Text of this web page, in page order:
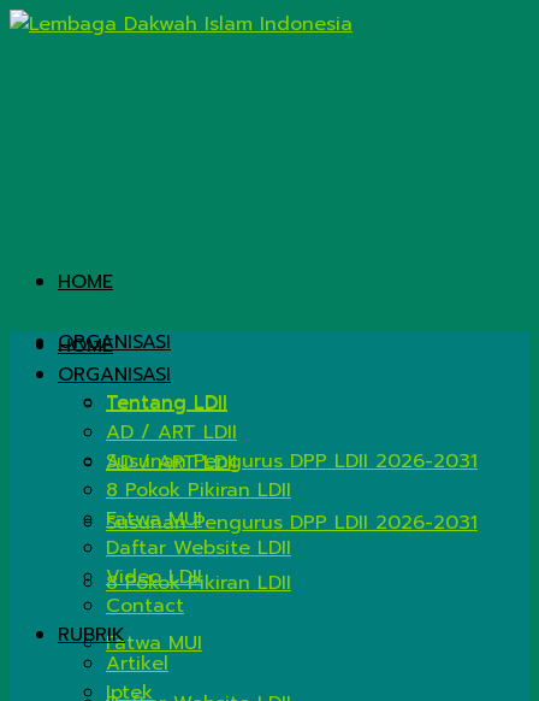
HOME
ORGANISASI
Tentang LDII
AD / ART LDII
Susunan Pengurus DPP LDII 2026-2031
8 Pokok Pikiran LDII
Fatwa MUI
HOME
ORGANISASI
Tentang LDII
AD / ART LDII
Susunan Pengurus DPP LDII 2026-2031
8 Pokok Pikiran LDII
Fatwa MUI
Daftar Website LDII
Video LDII
Contact
RUBRIK
Artikel
Iptek